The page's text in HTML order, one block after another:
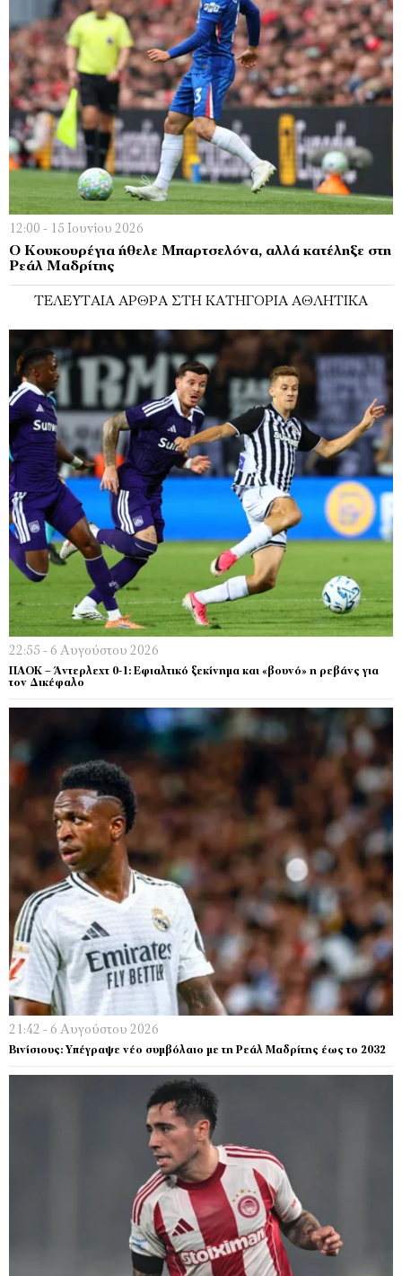
12:00 - 15 Ιουνίου 2026
Ο Κουκουρέγια ήθελε Μπαρτσελόνα, αλλά κατέληξε στη
Ρεάλ Μαδρίτης
ΤΕΛΕΥΤΑΊΑ ΆΡΘΡΑ ΣΤΗ ΚΑΤΗΓΟΡΊΑ ΑΘΛΗΤΙΚΆ
22:55 - 6 Αυγούστου 2026
ΠΑΟΚ – Άντερλεχτ 0-1: Εφιαλτικό ξεκίνημα και «βουνό» η ρεβάνς για
τον Δικέφαλο
21:42 - 6 Αυγούστου 2026
Βινίσιους: Υπέγραψε νέο συμβόλαιο με τη Ρεάλ Μαδρίτης έως το 2032